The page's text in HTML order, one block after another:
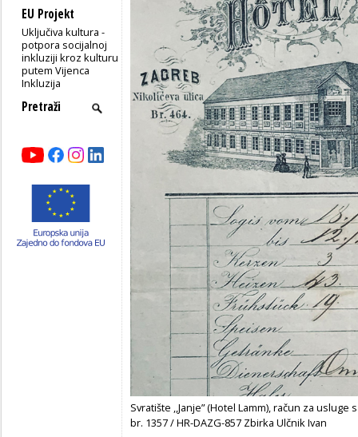
EU Projekt
Uključiva kultura -
potpora socijalnoj
inkluziji kroz kulturu
putem Vijenca
Inkluzija
Svratište ,,Janje” (Hotel Lamm), račun za
br. 1357 / HR-DAZG-857 Zbirka Ulčnik Ivan